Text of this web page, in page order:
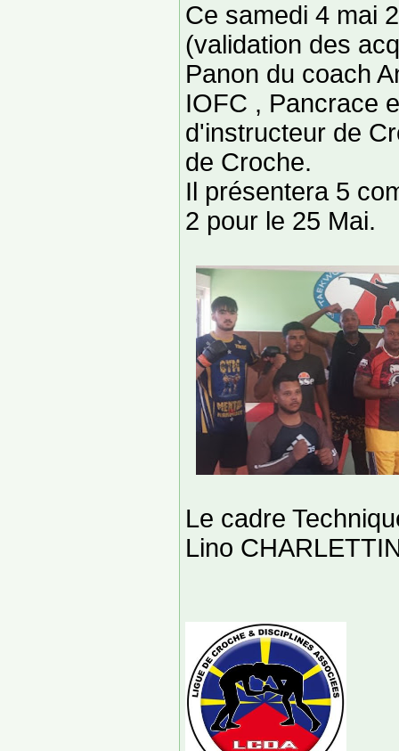
Ce samedi 4 mai
(validation des
Panon du coach
IOFC , Pancrace
d'instructeur de
de Croche.
Il présentera 5
2 pour le 25 Mai.
Le cadre
Lino